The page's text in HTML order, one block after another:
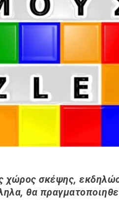
χώρος σκέψης,
θα